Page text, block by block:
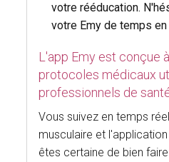
votre rééducation.
votre Emy de temps
L'app Emy est conçue
protocoles médicaux
professionnels de
Vous suivez en temps
musculaire et
êtes certaine de bien